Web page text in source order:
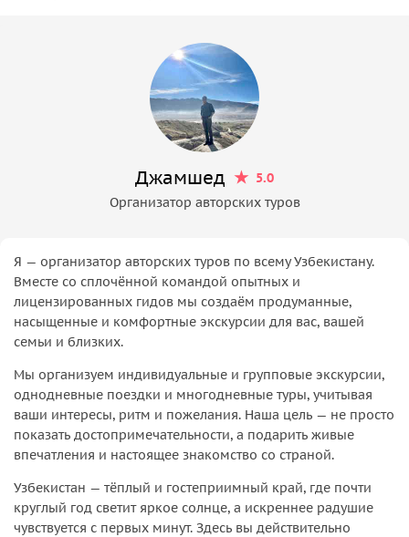
Джамшед
5.0
Организатор авторских туров
Я — организатор авторских туров по всему Узбекистану.
Вместе со сплочённой командой опытных и
лицензированных гидов мы создаём продуманные,
насыщенные и комфортные экскурсии для вас, вашей
семьи и близких.
Мы организуем индивидуальные и групповые экскурсии,
однодневные поездки и многодневные туры, учитывая
ваши интересы, ритм и пожелания. Наша цель — не просто
показать достопримечательности, а подарить живые
впечатления и настоящее знакомство со страной.
Узбекистан — тёплый и гостеприимный край, где почти
круглый год светит яркое солнце, а искреннее радушие
чувствуется с первых минут. Здесь вы действительно